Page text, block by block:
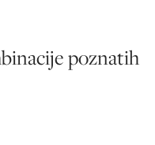
poznatih